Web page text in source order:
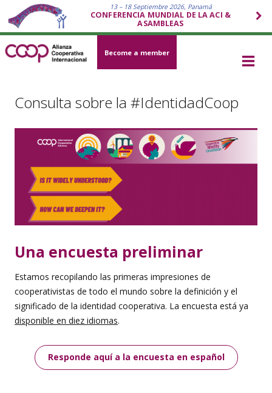
13 – 18 Septiembre 2026, Panamá
CONFERENCIA MUNDIAL DE LA ACI &
ASAMBLEAS
Become a member
Consulta sobre la #IdentidadCoop
Una encuesta preliminar
Estamos recopilando las primeras impresiones de
cooperativistas de todo el mundo sobre la definición y el
significado de la identidad cooperativa. La encuesta está ya
disponible en diez idiomas.
Responde aquí a la encuesta en español